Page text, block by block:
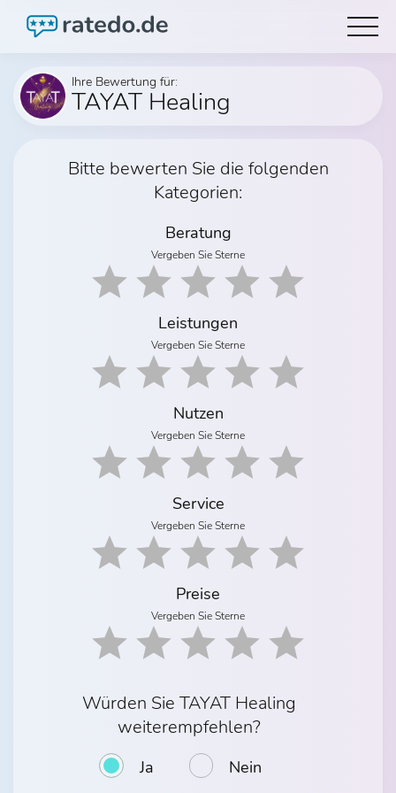
Ihre Bewertung für:
TAYAT Healing
Bitte bewerten Sie die folgenden
Kategorien:
Beratung
Vergeben Sie Sterne
Leistungen
Vergeben Sie Sterne
Nutzen
Vergeben Sie Sterne
Service
Vergeben Sie Sterne
Preise
Vergeben Sie Sterne
Würden Sie TAYAT Healing
weiterempfehlen?
Ja Nein